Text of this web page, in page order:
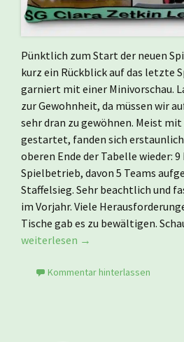
Pünktlich zum Start der neuen
kurz ein Rückblick auf das letzte
garniert mit einer Minivorschau.
zur Gewohnheit, da müssen wir
sehr dran zu gewöhnen. Meist
gestartet, fanden sich
oberen Ende der Tabelle wieder:
Spielbetrieb, davon 5 Teams
Staffelsieg. Sehr beachtlich und
im Vorjahr. Viele
Tische gab es zu bewältigen.
Die Saison 2016/17 – Weiter im
weiterlesen →
Kommentar hinterlassen